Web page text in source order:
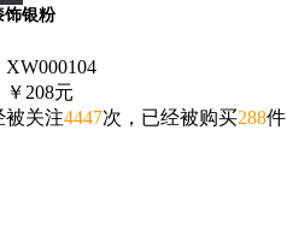
饰银粉
XW000104
￥208元
被关注4447次，已经被购买288件